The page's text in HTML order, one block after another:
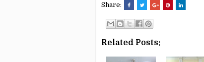
Share:
Related Posts: